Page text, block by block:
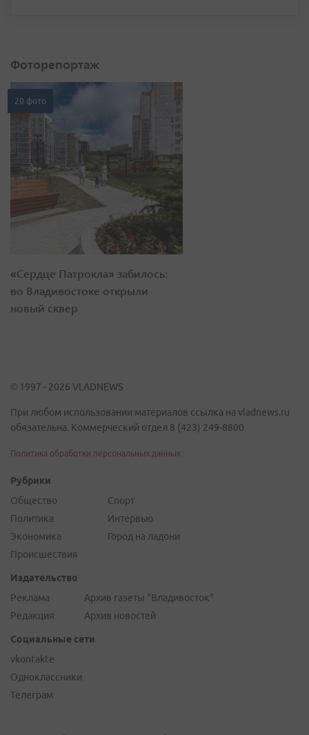
Фоторепортаж
20 фото
«Сердце Патрокла» забилось:
во Владивостоке открыли
новый сквер
© 1997 - 2026 VLADNEWS
При любом использовании материалов ссылка на vladnews.ru
обязательна. Коммерческий отдел 8 (423) 249-8800
Политика обработки персональных данных
Рубрики
Общество
Политика
Экономика
Происшествия
Спорт
Интервью
Город на ладони
Издательство
Реклама
Редакция
Архив газеты "Владивосток"
Архив новостей
Социальные сети
vkontakte
Одноклассники
Телеграм